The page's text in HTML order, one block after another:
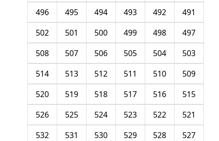
491
492
493
494
495
496
497
498
499
500
501
502
503
504
505
506
507
508
509
510
511
512
513
514
515
516
517
518
519
520
521
522
523
524
525
526
527
528
529
530
531
532